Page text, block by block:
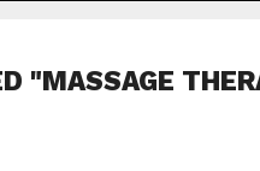
"MASSAGE